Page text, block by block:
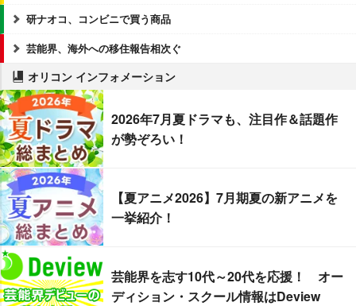
研ナオコ、コンビニで買う商品
芸能界、海外への移住報告相次ぐ
オリコン インフォメーション
2026年7月夏ドラマも、注目作＆話題作
が勢ぞろい！
【夏アニメ2026】7月期夏の新アニメを
一挙紹介！
芸能界を志す10代～20代を応援！ オー
ディション・スクール情報はDeview